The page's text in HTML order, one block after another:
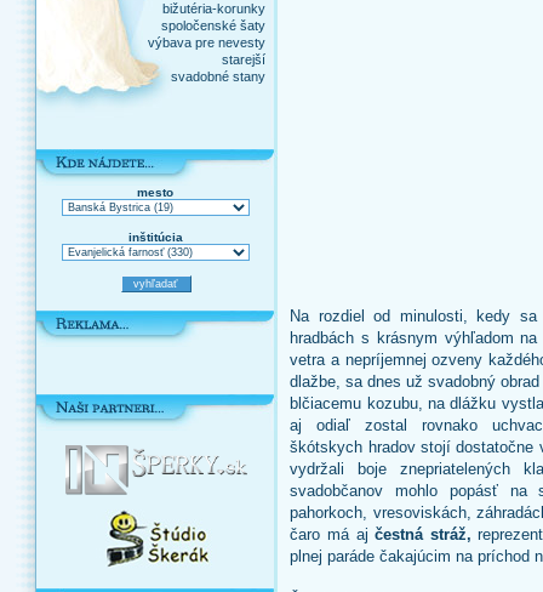
bižutéria-korunky
spoločenské šaty
výbava pre nevesty
starejší
svadobné stany
mesto
inštitúcia
Na rozdiel od minulosti, kedy sa
hradbách s krásnym výhľadom
vetra a nepríjemnej ozveny
dlažbe, sa dnes už svadobný
blčiacemu kozubu, na dlážku
aj odiaľ zostal rovnako
škótskych hradov stojí dostatočne
vydržali boje znepriatelených
svadobčanov mohlo popásť na
pahorkoch, vresoviskách,
čaro má ajčestná stráž,
plnej paráde čakajúcim na príchod